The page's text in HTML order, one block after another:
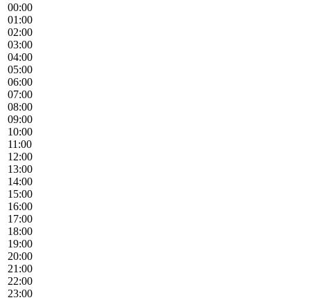
00:00
01:00
02:00
03:00
04:00
05:00
06:00
07:00
08:00
09:00
10:00
11:00
12:00
13:00
14:00
15:00
16:00
17:00
18:00
19:00
20:00
21:00
22:00
23:00